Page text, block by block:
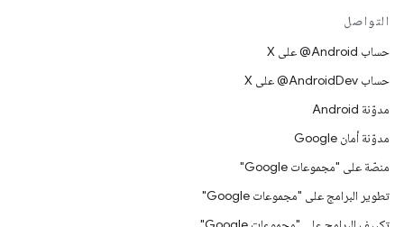
التواصل
حساب ‎@Android على X
حساب ‎@AndroidDev على X
مدوّنة Android
مدوّنة أمان Google
منصّة على "مجموعات Google"
تطوير البرامج على "مجموعات Google"